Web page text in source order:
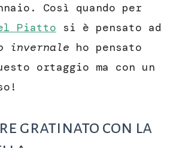
Così quando per
Piatto si è pensato ad
invernale ho pensato
ortaggio ma con un
gratinato con la